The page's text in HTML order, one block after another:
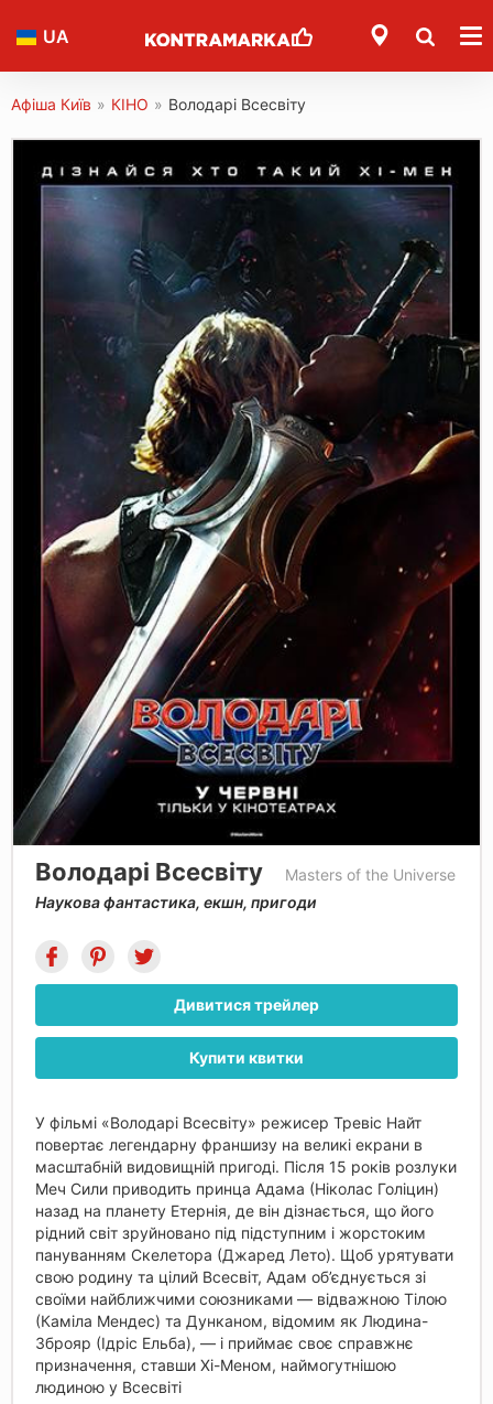
UA
Афіша Київ » КІНО » Володарі Всесвіту
Володарі Всесвіту
Masters of the Universe
Наукова фантастика, екшн, пригоди
Дивитися трейлер
Купити квитки
У фільмі «Володарі Всесвіту» режисер Тревіс Найт
повертає легендарну франшизу на великі екрани в
масштабній видовищній пригоді. Після 15 років розлуки
Меч Сили приводить принца Адама (Ніколас Голіцин)
назад на планету Етернія, де він дізнається, що його
рідний світ зруйновано під підступним і жорстоким
пануванням Скелетора (Джаред Лето). Щоб урятувати
свою родину та цілий Всесвіт, Адам об’єднується зі
своїми найближчими союзниками — відважною Тілою
(Каміла Мендес) та Дунканом, відомим як Людина-
Зброяр (Ідріс Ельба), — і приймає своє справжнє
призначення, ставши Хі-Меном, наймогутнішою
людиною у Всесвіті